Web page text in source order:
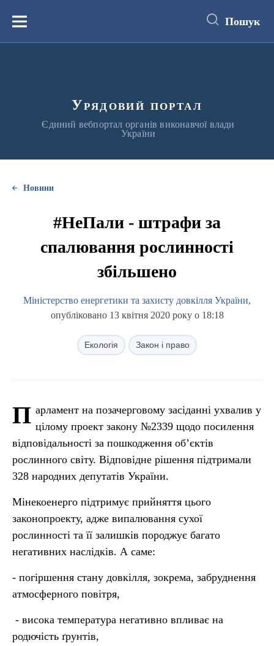
вмістуМеню Пошук
Урядовий портал
Єдиний вебпортал органів виконавчої влади
України
Новини
#НеПали - штрафи за
спалювання рослинності
збільшено
Міністерство енергетики та захисту довкілля України,
опубліковано 13 квітня 2020 року о 18:18
Екологія Закон і право
П арламент на позачерговому засіданні ухвалив у
цілому проект закону №2339 щодо посилення
відповідальності за пошкодження об’єктів
рослинного світу. Відповідне рішення підтримали
328 народних депутатів України.
Мінекоенерго підтримує прийняття цього
законопроекту, адже випалювання сухої
рослинності та її залишків породжує багато
негативних наслідків. А саме:
- погіршення стану довкілля, зокрема, забруднення
атмосферного повітря,
- висока температура негативно впливає на
родючість ґрунтів,